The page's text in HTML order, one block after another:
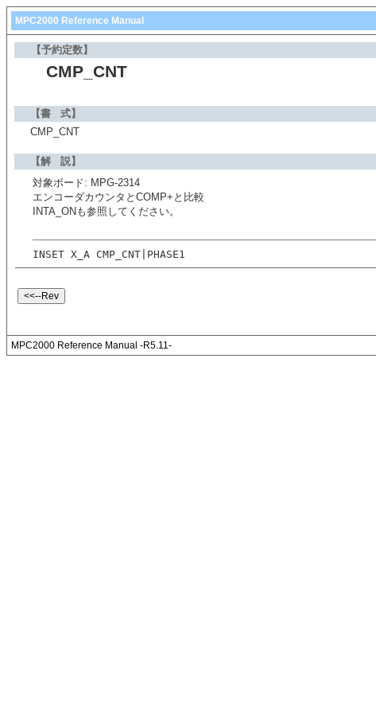
MPC2000 Reference Manual
【予約定数】
CMP_CNT
【書 式】
CMP_CNT
【解 説】
対象ボード: MPG-2314
エンコーダカウンタとCOMP+と比較
INTA_ONも参照してください。
INSET X_A CMP_CNT|PHASE1
MPC2000 Reference Manual -R5.11-